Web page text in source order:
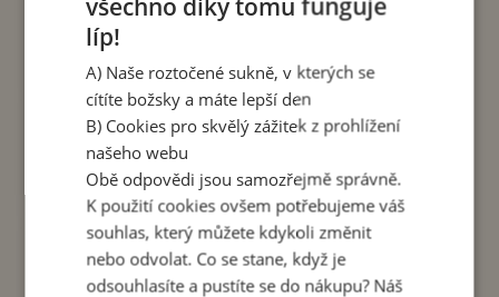
líp!
A) Naše roztočené sukně, v kterých se
cítíte božsky a máte lepší den
B) Cookies pro skvělý zážitek z prohlížení
našeho webu
Obě odpovědi jsou samozřejmě správně.
K použití cookies ovšem potřebujeme váš
souhlas, který můžete kdykoli změnit
nebo odvolat. Co se stane, když je
odsouhlasíte a pustíte se do nákupu? Náš